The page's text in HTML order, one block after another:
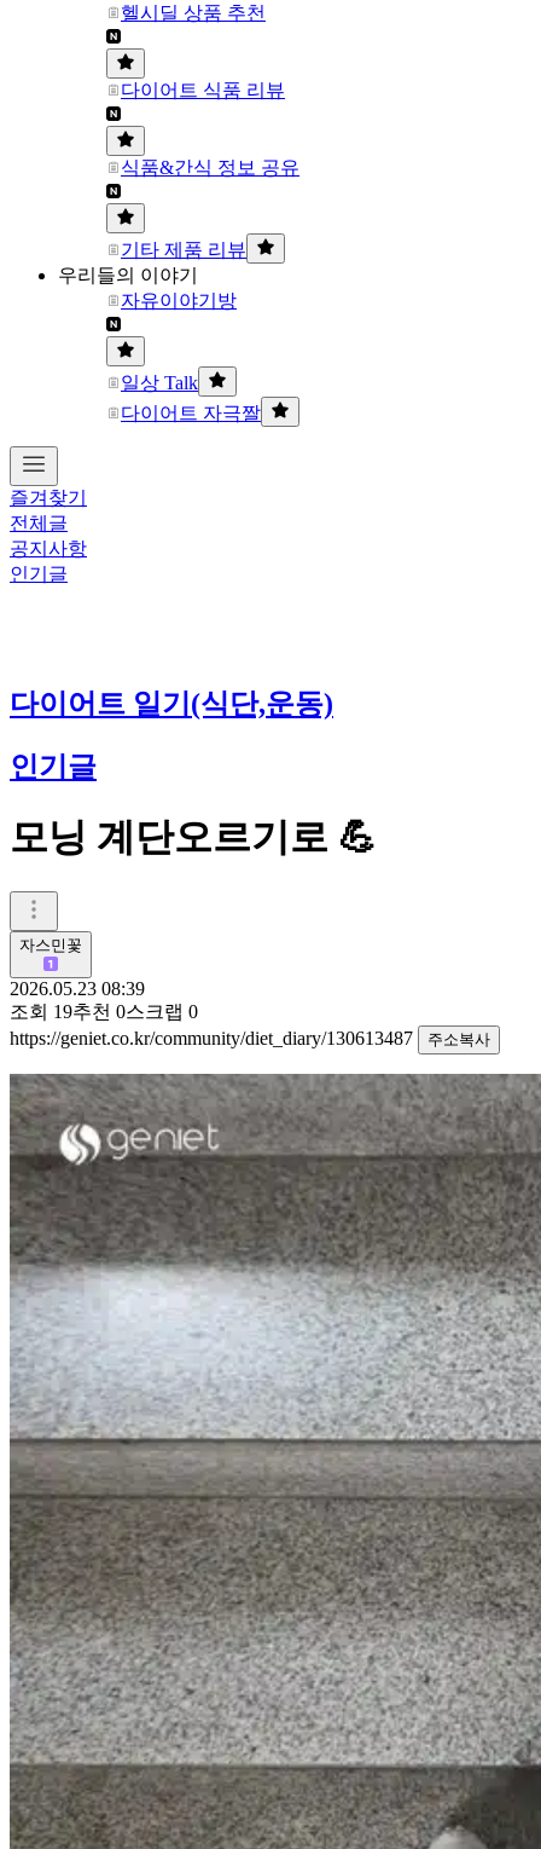
헬시딜 상품 추천
다이어트 식품 리뷰
식품&간식 정보 공유
기타 제품 리뷰
우리들의 이야기
자유이야기방
일상 Talk
다이어트 자극짤
즐겨찾기
전체글
공지사항
인기글
다이어트 일기(식단,운동)
인기글
모닝 계단오르기로 💪
자스민꽃
2026.05.23 08:39
조회 19추천 0스크랩 0
https://geniet.co.kr/community/diet_diary/130613487
주소복사